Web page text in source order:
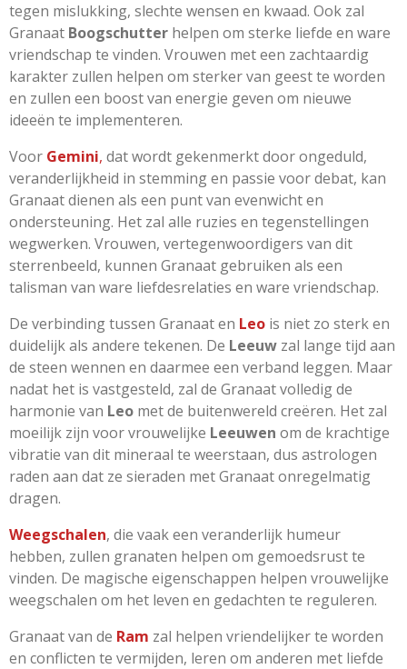
tegen mislukking, slechte wensen en kwaad. Ook zal
Granaat Boogschutter helpen om sterke liefde en ware
vriendschap te vinden. Vrouwen met een zachtaardig
karakter zullen helpen om sterker van geest te worden
en zullen een boost van energie geven om nieuwe
ideeën te implementeren.
Voor Gemini, dat wordt gekenmerkt door ongeduld,
veranderlijkheid in stemming en passie voor debat, kan
Granaat dienen als een punt van evenwicht en
ondersteuning. Het zal alle ruzies en tegenstellingen
wegwerken. Vrouwen, vertegenwoordigers van dit
sterrenbeeld, kunnen Granaat gebruiken als een
talisman van ware liefdesrelaties en ware vriendschap.
De verbinding tussen Granaat en Leo is niet zo sterk en
duidelijk als andere tekenen. De Leeuw zal lange tijd aan
de steen wennen en daarmee een verband leggen. Maar
nadat het is vastgesteld, zal de Granaat volledig de
harmonie van Leo met de buitenwereld creëren. Het zal
moeilijk zijn voor vrouwelijke Leeuwen om de krachtige
vibratie van dit mineraal te weerstaan, dus astrologen
raden aan dat ze sieraden met Granaat onregelmatig
dragen.
Weegschalen, die vaak een veranderlijk humeur
hebben, zullen granaten helpen om gemoedsrust te
vinden. De magische eigenschappen helpen vrouwelijke
weegschalen om het leven en gedachten te reguleren.
Granaat van de Ram zal helpen vriendelijker te worden
en conflicten te vermijden, leren om anderen met liefde